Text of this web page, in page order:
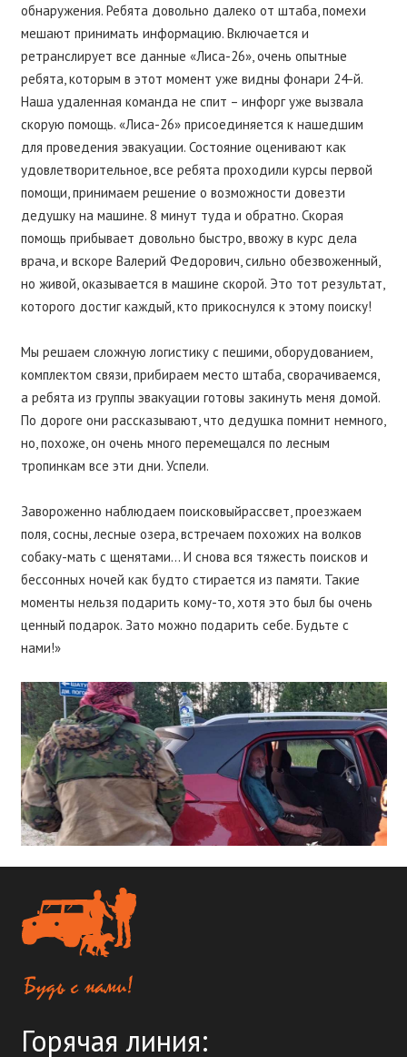
обнаружения. Ребята довольно далеко от штаба, помехи
мешают принимать информацию. Включается и
ретранслирует все данные «Лиса-26», очень опытные
ребята, которым в этот момент уже видны фонари 24-й.
Наша удаленная команда не спит – инфорг уже вызвала
скорую помощь. «Лиса-26» присоединяется к нашедшим
для проведения эвакуации. Состояние оценивают как
удовлетворительное, все ребята проходили курсы первой
помощи, принимаем решение о возможности довезти
дедушку на машине. 8 минут туда и обратно. Скорая
помощь прибывает довольно быстро, ввожу в курс дела
врача, и вскоре Валерий Федорович, сильно обезвоженный,
но живой, оказывается в машине скорой. Это тот результат,
которого достиг каждый, кто прикоснулся к этому поиску!
Мы решаем сложную логистику с пешими, оборудованием,
комплектом связи, прибираем место штаба, сворачиваемся,
а ребята из группы эвакуации готовы закинуть меня домой.
По дороге они рассказывают, что дедушка помнит немного,
но, похоже, он очень много перемещался по лесным
тропинкам все эти дни. Успели.
Завороженно наблюдаем поисковыйрассвет , проезжаем
поля, сосны, лесные озера, встречаем похожих на волков
собаку-мать с щенятами… И снова вся тяжесть поисков и
бессонных ночей как будто стирается из памяти. Такие
моменты нельзя подарить кому-то, хотя это был бы очень
ценный подарок. Зато можно подарить себе. Будьте с
нами!»
Горячая линия: